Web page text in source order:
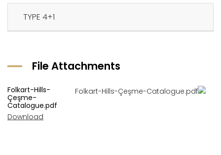
4+1 TYPE
File Attachments
Folkart-Hills-
Çeşme-
Catalogue.pdf
Download